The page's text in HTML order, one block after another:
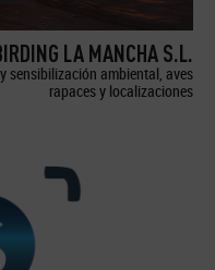
LA MANCHA S.L.
sensibilización ambiental, aves
rapaces y localizaciones